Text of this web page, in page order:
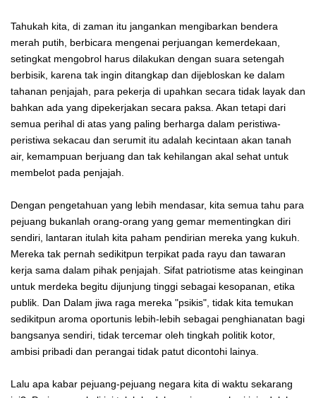
Tahukah kita, di zaman itu jangankan mengibarkan bendera
merah putih, berbicara mengenai perjuangan kemerdekaan,
setingkat mengobrol harus dilakukan dengan suara setengah
berbisik, karena tak ingin ditangkap dan dijebloskan ke dalam
tahanan penjajah, para pekerja di upahkan secara tidak layak dan
bahkan ada yang dipekerjakan secara paksa. Akan tetapi dari
semua perihal di atas yang paling berharga dalam peristiwa-
peristiwa sekacau dan serumit itu adalah kecintaan akan tanah
air, kemampuan berjuang dan tak kehilangan akal sehat untuk
membelot pada penjajah.
Dengan pengetahuan yang lebih mendasar, kita semua tahu para
pejuang bukanlah orang-orang yang gemar mementingkan diri
sendiri, lantaran itulah kita paham pendirian mereka yang kukuh.
Mereka tak pernah sedikitpun terpikat pada rayu dan tawaran
kerja sama dalam pihak penjajah. Sifat patriotisme atas keinginan
untuk merdeka begitu dijunjung tinggi sebagai kesopanan, etika
publik. Dan Dalam jiwa raga mereka "psikis", tidak kita temukan
sedikitpun aroma oportunis lebih-lebih sebagai penghianatan bagi
bangsanya sendiri, tidak tercemar oleh tingkah politik kotor,
ambisi pribadi dan perangai tidak patut dicontohi lainya.
Lalu apa kabar pejuang-pejuang negara kita di waktu sekarang